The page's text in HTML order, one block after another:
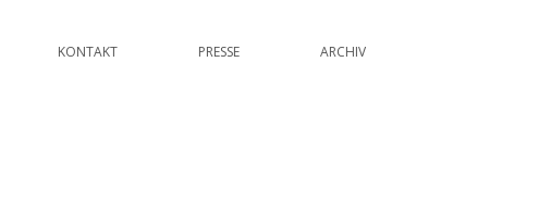
KONTAKT PRESSE ARCHIV